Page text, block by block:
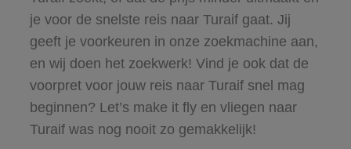
je voor de snelste reis naar Turaif gaat. Jij
geeft je voorkeuren in onze zoekmachine aan,
en wij doen het zoekwerk! Vind je ook dat de
voorpret voor jouw reis naar Turaif snel mag
beginnen? Let’s make it fly en vliegen naar
Turaif was nog nooit zo gemakkelijk!